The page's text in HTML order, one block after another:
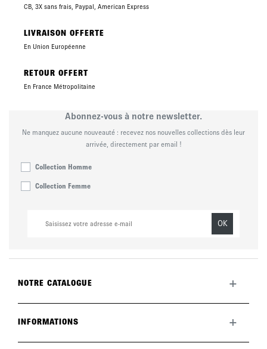
CB, 3X sans frais, Paypal, American Express
LIVRAISON OFFERTE
En Union Européenne
RETOUR OFFERT
En France Métropolitaine
Abonnez-vous à notre newsletter.
Ne manquez aucune nouveauté : recevez nos nouvelles collections dès leur
arrivée, directement par email !
Collection Homme
Collection Femme
OK
NOTRE CATALOGUE +
La marque
INFORMATIONS +